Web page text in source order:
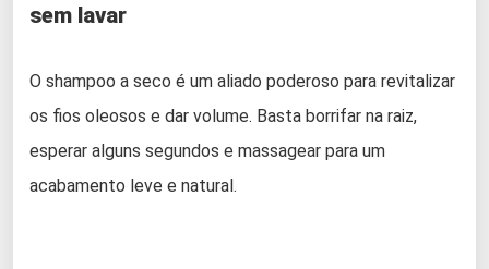
sem lavar
O shampoo a seco é um aliado poderoso para revitalizar
os fios oleosos e dar volume. Basta borrifar na raiz,
esperar alguns segundos e massagear para um
acabamento leve e natural.